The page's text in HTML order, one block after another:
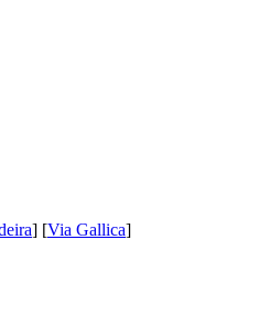
] [Via Gallica]